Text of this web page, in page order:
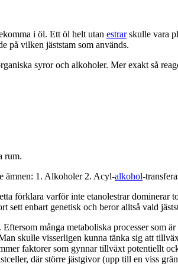
i öl. Ett öl helt utan estrarskulle vara
på vilken jäststam som används.
syror och alkoholer. Mer exakt så
rum.
ämnen: 1. Alkoholer 2. Acyl-alkohol-
förklara varför inte etanolestrar dominerar
sett enbart genetisk och beror alltså vald
många metaboliska processer som
skulle visserligen kunna tänka sig att
faktorer som gynnar tillväxt potentiellt
där större jästgivor (upp till en viss